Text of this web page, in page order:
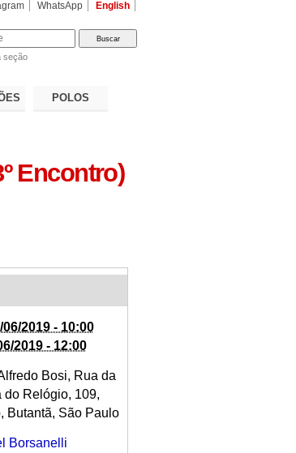
WhatsApp English
seção
POLOS
Encontro)
06/2019 - 10:00
2019 - 12:00
Bosi, Rua da
do Relógio, 109,
Butantã, São Paulo
Borsanelli